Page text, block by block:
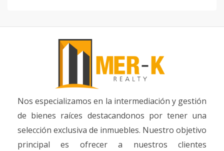
Nos especializamos en la intermediación y gestión
de bienes raíces destacandonos por tener una
selección exclusiva de inmuebles. Nuestro objetivo
principal es ofrecer a nuestros clientes